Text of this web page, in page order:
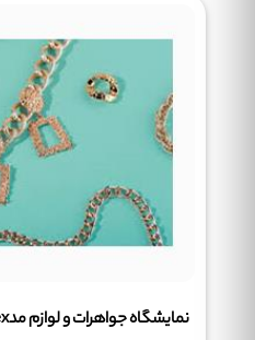
نمایشگاه جواهرات و لوازم مدBisutex